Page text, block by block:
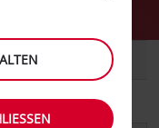
TRANSPORTER